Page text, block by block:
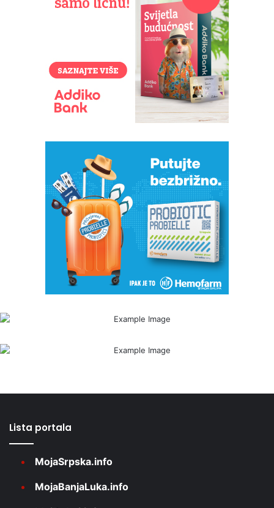
Lista portala
MojaSrpska.info
MojaBanjaLuka.info